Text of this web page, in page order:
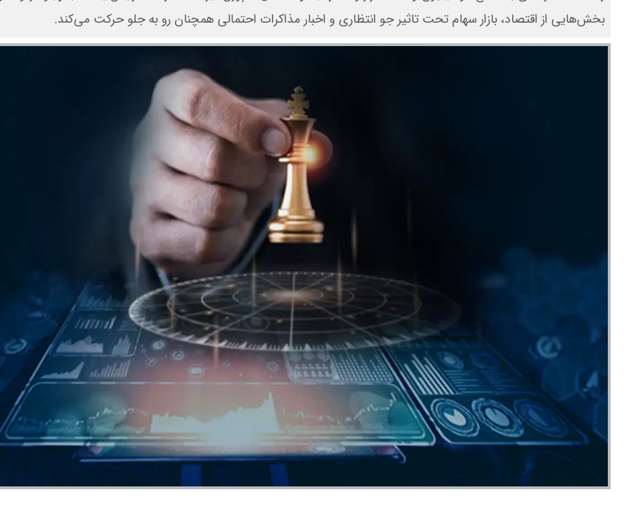
بخش‌هایی از اقتصاد، بازار سهام تحت تاثیر جو انتظاری و اخبار مذاکرات احتمالی همچنان رو به جلو حرکت می‌کند.